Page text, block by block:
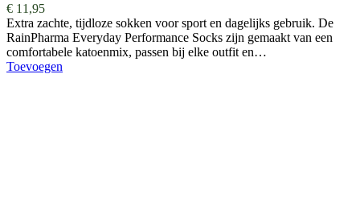
€ 11,95
Extra zachte, tijdloze sokken voor sport en dagelijks gebruik. De
RainPharma Everyday Performance Socks zijn gemaakt van een
comfortabele katoenmix, passen bij elke outfit en…
Toevoegen